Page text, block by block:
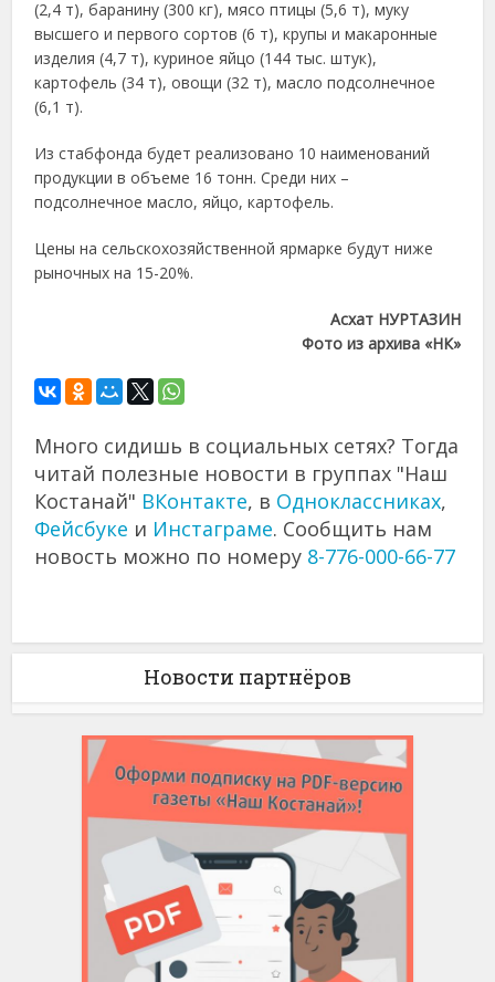
(2,4 т), баранину (300 кг), мясо птицы (5,6 т), муку
высшего и первого сортов (6 т), крупы и макаронные
изделия (4,7 т), куриное яйцо (144 тыс. штук),
картофель (34 т), овощи (32 т), масло подсолнечное
(6,1 т).
Из стабфонда будет реализовано 10 наименований
продукции в объеме 16 тонн. Среди них –
подсолнечное масло, яйцо, картофель.
Цены на сельскохозяйственной ярмарке будут ниже
рыночных на 15-20%.
Асхат НУРТАЗИН
Фото из архива «НК»
Много сидишь в социальных сетях? Тогда
читай полезные новости в группах "Наш
Костанай" ВКонтакте, в Одноклассниках,
Фейсбуке и Инстаграме. Сообщить нам
новость можно по номеру 8-776-000-66-77
Новости партнёров